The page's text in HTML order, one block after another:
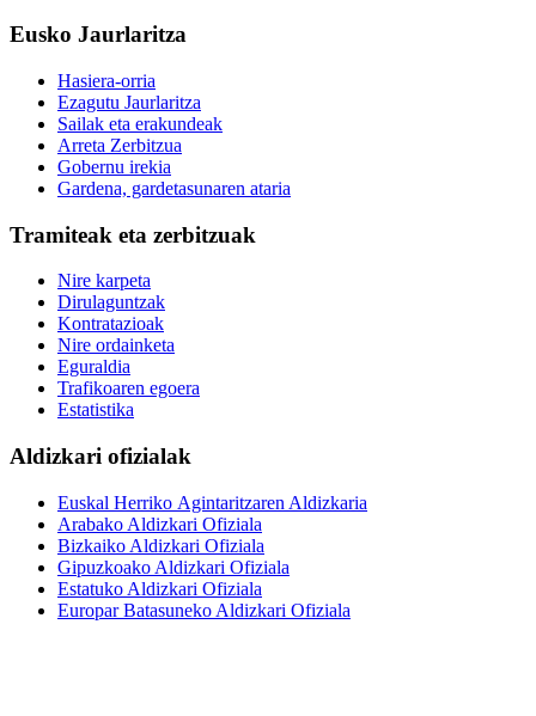
Eusko Jaurlaritza
Hasiera-orria
Ezagutu Jaurlaritza
Sailak eta erakundeak
Arreta Zerbitzua
Gobernu irekia
Gardena, gardetasunaren ataria
Tramiteak eta zerbitzuak
Nire karpeta
Dirulaguntzak
Kontratazioak
Nire ordainketa
Eguraldia
Trafikoaren egoera
Estatistika
Aldizkari ofizialak
Euskal Herriko Agintaritzaren Aldizkaria
Arabako Aldizkari Ofiziala
Bizkaiko Aldizkari Ofiziala
Gipuzkoako Aldizkari Ofiziala
Estatuko Aldizkari Ofiziala
Europar Batasuneko Aldizkari Ofiziala